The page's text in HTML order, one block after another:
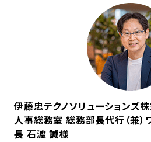
伊藤忠テクノソリューションズ
人事総務室 総務部長代行（兼）
長 石渡 誠様